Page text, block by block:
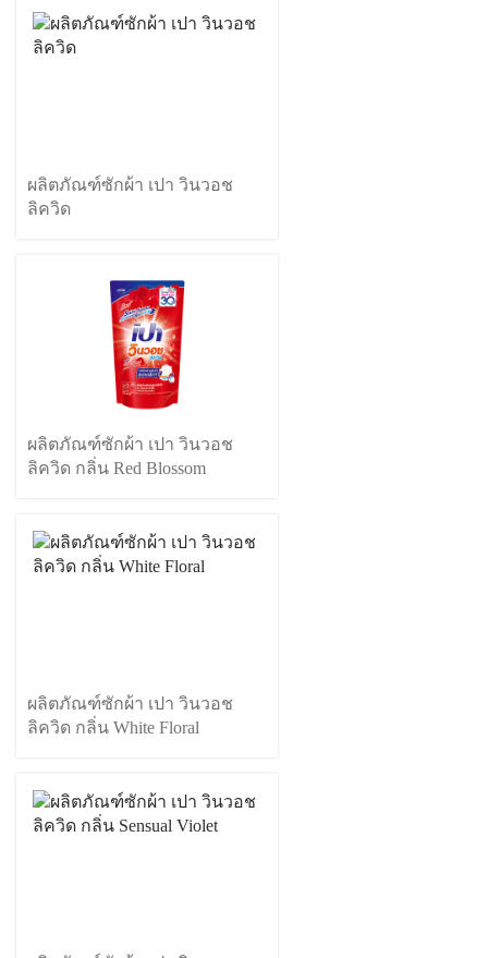
ผลิตภัณฑ์ซักผ้า เปา วินวอช
ลิควิด
ผลิตภัณฑ์ซักผ้า เปา วินวอช
ลิควิด กลิ่น Red Blossom
ผลิตภัณฑ์ซักผ้า เปา วินวอช
ลิควิด กลิ่น White Floral